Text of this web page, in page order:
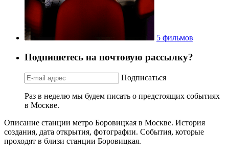
5 фильмов
Подпишетесь на почтовую рассылку?
Подписаться
Раз в неделю мы будем писать о предстоящих событиях
в Москве.
Описание станции метро Боровицкая в Москве. История
создания, дата открытия, фотографии. События, которые
проходят в близи станции Боровицкая.